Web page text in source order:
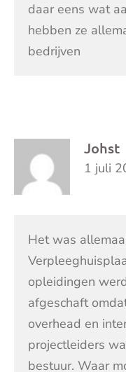
daar eens wat
hebben ze
bedrijven
Johst
1 juli
Het was
opleidingen
afgeschaft
overhead en
projectleiders
bestuur. Waar